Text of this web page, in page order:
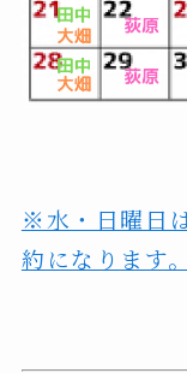
※水・日曜日
約になります